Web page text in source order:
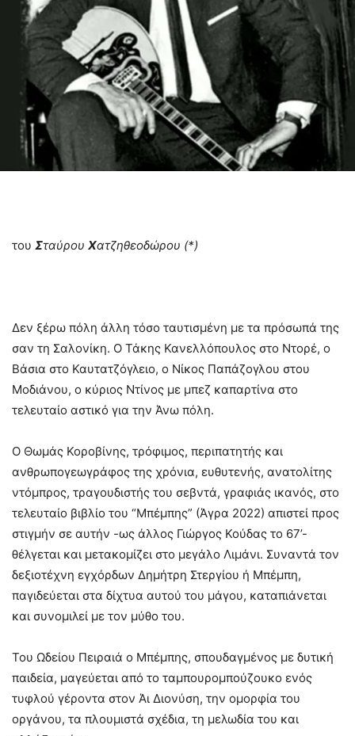
του Σταύρου Χατζηθεοδώρου (*)
Δεν ξέρω πόλη άλλη τόσο ταυτισμένη με τα πρόσωπά της
σαν τη Σαλονίκη. Ο Τάκης Κανελλόπουλος στο Ντορέ, ο
Βάσια στο Καυτατζόγλειο, ο Νίκος Παπάζογλου στου
Μοδιάνου, ο κύριος Ντίνος με μπεζ καπαρτίνα στο
τελευταίο αστικό για την Άνω πόλη.
Ο Θωμάς Κοροβίνης, τρόφιμος, περιπατητής και
ανθρωπογεωγράφος της χρόνια, ευθυτενής, ανατολίτης
ντόμπρος, τραγουδιστής του σεβντά, γραφιάς ικανός, στο
τελευταίο βιβλίο του “Μπέμπης” (Άγρα 2022) απιστεί προς
στιγμήν σε αυτήν -ως άλλος Γιώργος Κούδας το 67’-
θέλγεται και μετακομίζει στο μεγάλο Λιμάνι. Συναντά τον
δεξιοτέχνη εγχόρδων Δημήτρη Στεργίου ή Μπέμπη,
παγιδεύεται στα δίχτυα αυτού του μάγου, καταπιάνεται
και συνομιλεί με τον μύθο του.
Του Ωδείου Πειραιά ο Μπέμπης, σπουδαγμένος με δυτική
παιδεία, μαγεύεται από το ταμπουρομπούζουκο ενός
τυφλού γέροντα στον Άι Διονύση, την ομορφία του
οργάνου, τα πλουμιστά σχέδια, τη μελωδία του και